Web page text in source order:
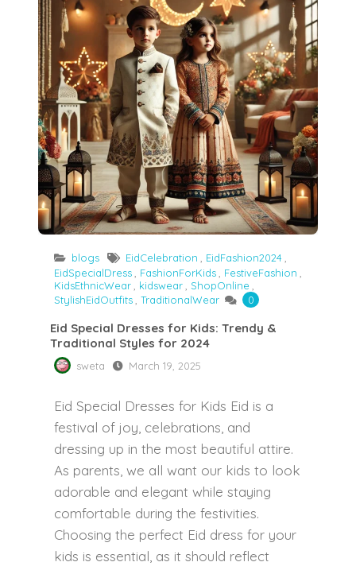
blogs EidCelebration EidFashion2024
EidSpecialDress
FashionForKids FestiveFashion
KidsEthnicWear
kidswear ShopOnline
StylishEidOutfits
TraditionalWear 0
Eid Special Dresses for Kids: Trendy &
Traditional Styles for 2024
sweta March 19, 2025
Eid Special Dresses for Kids Eid is a
festival of joy, celebrations, and
dressing up in the most beautiful attire.
As parents, we all want our kids to look
adorable and elegant while staying
comfortable during the festivities.
Choosing the perfect Eid dress for your
kids is essential, as it should reflect